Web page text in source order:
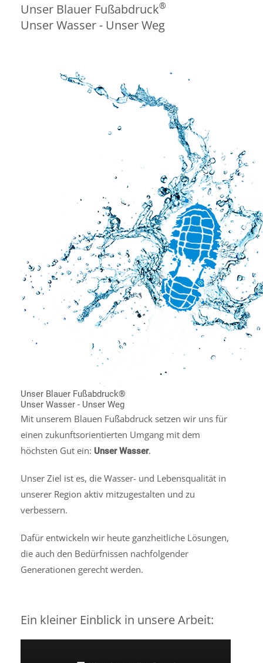
Unser Blauer Fußabdruck®
Unser Wasser - Unser Weg
Unser Blauer Fußabdruck®
Unser Wasser - Unser Weg
Mit unserem Blauen Fußabdruck setzen wir uns für
einen zukunftsorientierten Umgang mit dem
höchsten Gut ein: Unser Wasser.
Unser Ziel ist es, die Wasser- und Lebensqualität in
unserer Region aktiv mitzugestalten und zu
verbessern.
Dafür entwickeln wir heute ganzheitliche Lösungen,
die auch den Bedürfnissen nachfolgender
Generationen gerecht werden.
Ein kleiner Einblick in unsere Arbeit: